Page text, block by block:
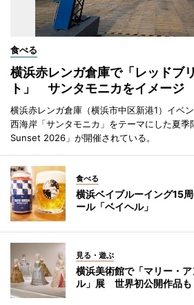
食べる
横浜赤レンガ倉庫で「レッドブ
ト」 サンタモニカをイメージ
横浜赤レンガ倉庫（横浜市中区新港1）イベ
西海岸「サンタモニカ」をテーマにした夏
Sunset 2026」が開催されている。
食べる
横浜ベイブルーイング15
ール「ベイヘル」
見る・遊ぶ
横浜美術館で「マリー・
ル」展 世界初公開作品も